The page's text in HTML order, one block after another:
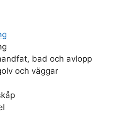
bad och avlopp
och väggar